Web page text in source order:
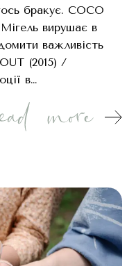
бракує. COCO
вирушає в
важливість
(2015) /
в…